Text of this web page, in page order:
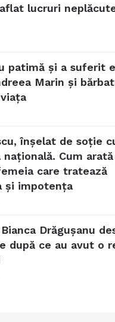
lucruri
patimă și a suferit
Marin și
înșelat de soție
Cum
care tratează
și impotența
Drăgușanu
după ce au avut o